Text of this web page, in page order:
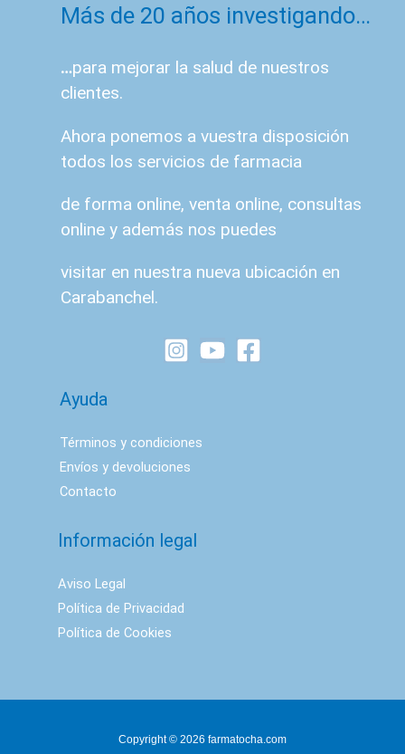
Más de 20 años investigando…
…para mejorar la salud de nuestros
clientes.
Ahora ponemos a vuestra disposición
todos los servicios de farmacia
de forma online, venta online, consultas
online y además nos puedes
visitar en nuestra nueva ubicación en
Carabanchel.
Ayuda
Términos y condiciones
Envíos y devoluciones
Contacto
Información legal
Aviso Legal
Política de Privacidad
Política de Cookies
Copyright © 2026 farmatocha.com